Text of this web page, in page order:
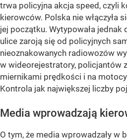
trwa policyjna akcja speed, czyli
kierowców. Polska nie włączyła
jej początku. Wytypowała
ulice zaroją się od policyjnych
nieoznakowanych radiowozów
w wideorejestratory, policjantów
miernikami prędkości i na
Kontrola jak największej liczby
Media wprowadzają
O tym, że media wprowadzały w